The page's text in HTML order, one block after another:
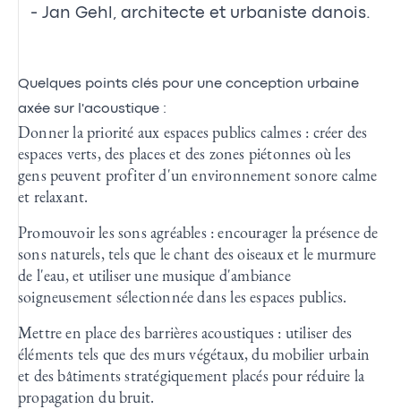
- Jan Gehl, architecte et urbaniste danois.
Quelques points clés pour une conception urbaine
axée sur l'acoustique :
Donner la priorité aux espaces publics calmes : créer des
espaces verts, des places et des zones piétonnes où les
gens peuvent profiter d'un environnement sonore calme
et relaxant.
Promouvoir les sons agréables : encourager la présence de
sons naturels, tels que le chant des oiseaux et le murmure
de l'eau, et utiliser une musique d'ambiance
soigneusement sélectionnée dans les espaces publics.
Mettre en place des barrières acoustiques : utiliser des
éléments tels que des murs végétaux, du mobilier urbain
et des bâtiments stratégiquement placés pour réduire la
propagation du bruit.